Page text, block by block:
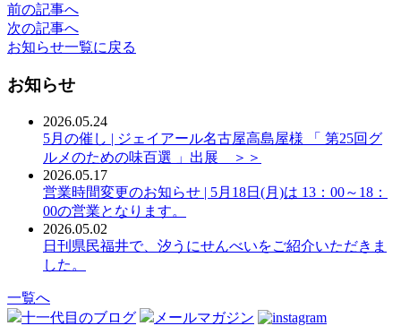
前の記事へ
次の記事へ
お知らせ一覧に戻る
お知らせ
2026.05.24
5月の催し | ジェイアール名古屋高島屋様 「 第25回グ
ルメのための味百選 」出展 ＞＞
2026.05.17
営業時間変更のお知らせ | 5月18日(月)は 13：00～18：
00の営業となります。
2026.05.02
日刊県民福井で、汐うにせんべいをご紹介いただきま
した。
一覧へ
十一代目のブログ
メールマガジン